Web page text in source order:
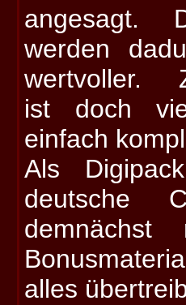
angesagt.
werden
wertvoller.
ist doch
einfach
Als
deutsche
alles